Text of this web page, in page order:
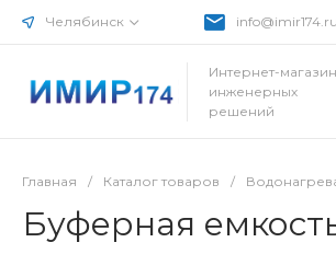
Челябинск info@imir174.ru
Интернет-магазин
инженерных
решений
Главная / Каталог товаров /
Буферная